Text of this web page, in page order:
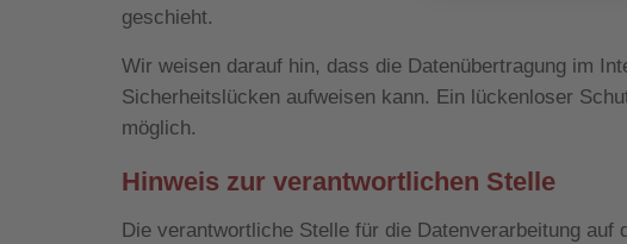
geschieht.
Wir weisen darauf hin, dass die Datenübertragung im
Sicherheitslücken aufweisen kann. Ein lückenloser
möglich.
Hinweis zur verantwortlichen Stelle
Die verantwortliche Stelle für die Datenverarbeitung auf